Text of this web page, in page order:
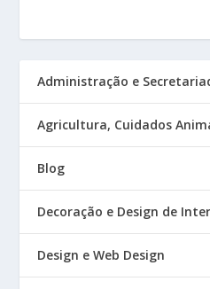
Administração e
Agricultura, Cuidados
Blog
Decoração e Design de
Design e Web Design